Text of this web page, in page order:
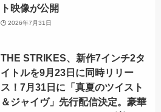
ト映像が公開
2026年7月31日
THE STRIKES、新作7インチ2タ
イトルを9月23日に同時リリー
ス！7月31日に「真夏のツイスト
＆ジャイヴ」先行配信決定。豪華